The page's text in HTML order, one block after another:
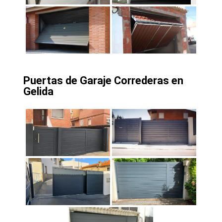
Puertas de Garaje Correderas en
Gelida